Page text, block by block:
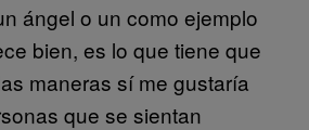
ángel o un como ejemplo
bien, es lo que tiene que
maneras sí me gustaría
que se sientan